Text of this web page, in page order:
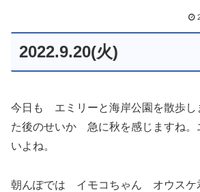
2022.9.20(火)
今日も エミリーと海岸公園を散歩し
た後のせいか 急に秋を感じますね。
いよね。
朝んぽでは イモコちゃん オウス